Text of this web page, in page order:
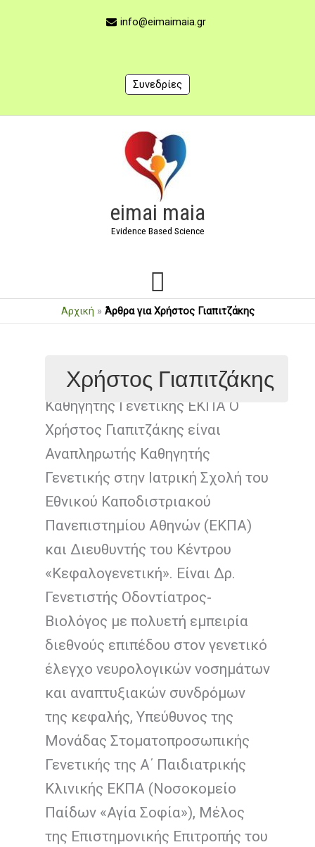
info@eimaimaia.gr
Συνεδρίες
eimai maia
Evidence Based Science
Κύριο
Μενού
Αρχική » Άρθρα για Χρήστος Γιαπιτζάκης
Χρήστος Γιαπιτζάκης
DMD,MS,PhD Αναπληρωτής
Καθηγητής Γενετικής ΕΚΠΑ Ο
Χρήστος Γιαπιτζάκης είναι
Αναπληρωτής Καθηγητής
Γενετικής στην Ιατρική Σχολή του
Εθνικού Καποδιστριακού
Πανεπιστημίου Αθηνών (ΕΚΠΑ)
και Διευθυντής του Κέντρου
«Κεφαλογενετική». Είναι Δρ.
Γενετιστής Οδοντίατρος-
Βιολόγος με πολυετή εμπειρία
διεθνούς επιπέδου στον γενετικό
έλεγχο νευρολογικών νοσημάτων
και αναπτυξιακών συνδρόμων
της κεφαλής, Υπεύθυνος της
Μονάδας Στοματοπροσωπικής
Γενετικής της Α΄ Παιδιατρικής
Κλινικής ΕΚΠΑ (Νοσοκομείο
Παίδων «Αγία Σοφία»), Μέλος
της Επιστημονικής Επιτροπής του